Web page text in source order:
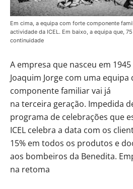
Em cima, a equipa com forte componente
actividade da ICEL. Em baixo, a equipa que,
continuidade
A empresa que nasceu em
Joaquim Jorge com uma
componente familiar vai já
na terceira geração. Impedida
programa de celebrações que
ICEL celebra a data com os
15% em todos os produtos e
aos bombeiros da Benedita.
na retoma